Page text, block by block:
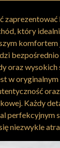
zaprezentować
który
bezpośrednio
oraz
w
Każdy
perfekcyjnym
niezwykle